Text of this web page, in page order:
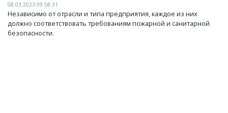
08.03.2023 09:58:31
Независимо от отрасли и типа предприятия, каждое из них
должно соответствовать требованиям пожарной и санитарной
безопасности.